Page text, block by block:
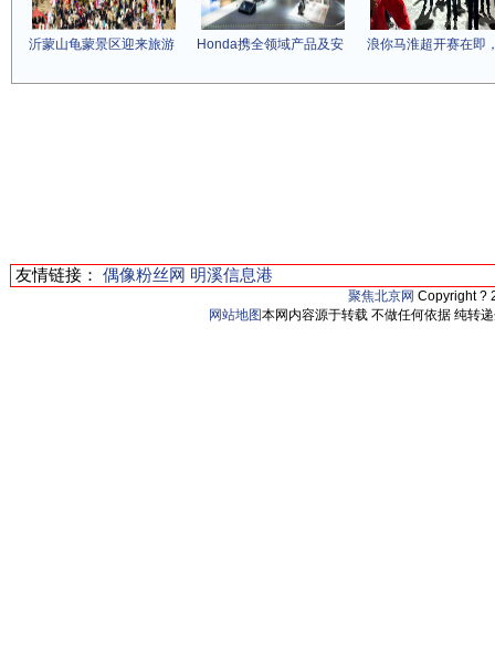
沂蒙山龟蒙景区迎来旅游 Honda携全领域产品及安 浪你马淮超开赛在即
友情链接： 偶像粉丝网 明溪信息港
聚焦北京网 Copyright ?
网站地图本网内容源于转载 不做任何依据 纯转